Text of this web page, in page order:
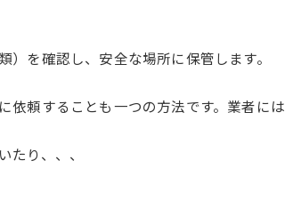
を確認し、安全な場所に保管します。
頼することも一つの方法です。業者に
り、、、